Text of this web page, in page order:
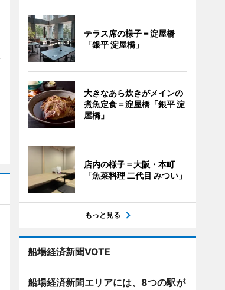
テラス席の様子＝淀屋橋
「銀平 淀屋橋」
大きなあら炊きがメインの
煮魚定食＝淀屋橋「銀平 淀
屋橋」
店内の様子＝大阪・本町
「魚菜料理 二代目 みつい」
もっと見る
船場経済新聞VOTE
船場経済新聞エリアには、8つの駅が